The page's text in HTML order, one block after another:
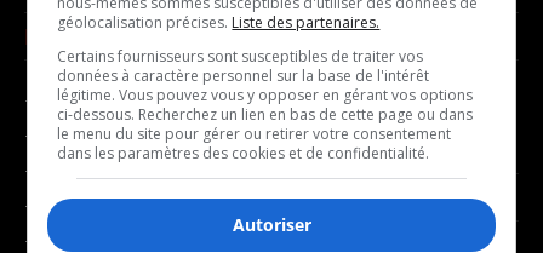
NOUVELLES
- Affaires municipales
- Communauté / Social
- Culture
- Économie
- Éducation
MUSIQUE
- Décompte franco
- Joué récemment
BALADOS
géolocalisation précises. Liste des partenaires.
Certains fournisseurs sont susceptibles de traiter vos
données à caractère personnel sur la base de l'intérêt
légitime. Vous pouvez vous y opposer en gérant vos options
ci-dessous. Recherchez un lien en bas de cette page ou dans
le menu du site pour gérer ou retirer votre consentement
dans les paramètres des cookies et de confidentialité.
Autoriser